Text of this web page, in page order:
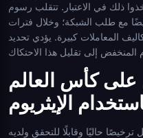
ذلك في الاعتبار. تتقلب رسوم
مع طلب الشبكة؛ وخلال فترات
المعاملات كبيرة. يؤدي تحديد
كأس العالم
الإيثريوم
حاليًا وقابلًا للتحقق ولديه